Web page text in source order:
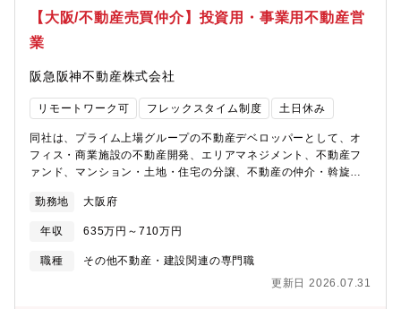
他社と比較しても非常に高いレベルの就業環境が整っており、実
際に他社から入社をした社員も多く在席します。・在宅勤務制
度：有・フレックスタイム制：有(コアタイムなし) ※ご自身の裁
間/月 ※勤怠は、PCログをとり、管理を徹底しています。・平均
有給休暇取得日数：12.0日(全社)・年に一度従業員満足度調査等
があります。そのなかで、自身の異動希望を記載することも可能
ループは、100年以上の長きにわたる歴史の中で、人々に豊かなラ
イフスタイルを提案し、魅力あふれる沿線づくり、まちづくりに
貢献してきました。・同社が手がける大阪・神戸・京都を結ぶ沿
線エリアは相対的に人気が高く、まち全体の魅力を高める開発を
感動』をお届けすることで、お客様の喜びを実現し、社会に貢献
をつくること、首都圏・海外での事業を拡大させ、総合不動産デ
ベロッパーとして成長していくことを目標としています。・服装
【大阪/不動産売買仲介】投資用・事業用不動産営
業
阪急阪神不動産株式会社
リモートワーク可 フレックスタイム制度 土日休み
同社は、プライム上場グループの不動産デベロッパーとして、オ
フィス・商業施設の不動産開発、エリアマネジメント、不動産フ
ァンド、マンション・土地・住宅の分譲、不動産の仲介・斡旋、
投資用不動産・事業用不動産を中心とした仲介営業を担当いただ
きます■阪急阪神ホールディングスのグループ会社・既存取引先な
ど、多様な独自の情報ルートを活かして、自信を持った提案が可
能です。■資産の組替え・相続対策等のコンサルティング■不動産
し、不動産の仲介業務を担当※チーム制を敷いており2-3名体制で
勤務地 大阪府
年収 635万円～710万円
職種
その他不動産・建設関連の専門職
更新日 2026.07.31